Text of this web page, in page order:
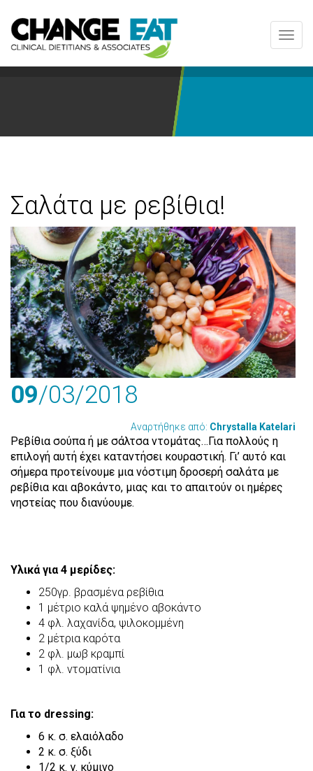
Σαλάτα με ρεβίθια!
09/03/2018
Αναρτήθηκε από: Chrystalla Katelari
Ρεβίθια σούπα ή με σάλτσα ντομάτας…Για πολλούς η
επιλογή αυτή έχει καταντήσει κουραστική. Γι’ αυτό και
σήμερα προτείνουμε μια νόστιμη δροσερή σαλάτα με
ρεβίθια και αβοκάντο, μιας και το απαιτούν οι ημέρες
νηστείας που διανύουμε.
Υλικά για 4 μερίδες:
250γρ. βρασμένα ρεβίθια
1 μέτριο καλά ψημένο αβοκάντο
4 φλ. λαχανίδα, ψιλοκομμένη
2 μέτρια καρότα
2 φλ. μωβ κραμπί
1 φλ. ντοματίνια
Για το dressing:
6 κ. σ. ελαιόλαδο
2 κ. σ. ξύδι
1/2 κ. γ. κύμινο